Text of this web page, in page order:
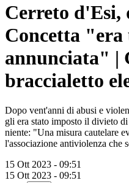
Cerreto d'Esi,
Concetta "era
annunciata" |
braccialetto
Dopo vent'anni di abusi e
gli era stato imposto il divieto
niente: "Una misura cautelare
l'associazione antiviolenza che
15 Ott 2023 - 09:51
15 Ott 2023 - 09:51